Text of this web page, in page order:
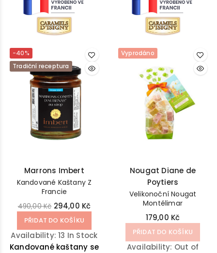
-40%
Tradiční receptura
Marrons Imbert
Kandované Kaštany Z
Francie
490,00 Kč 294,00 Kč
PŘIDAT DO KOŠÍKU
Availability:13 In Stock
Kandované kaštany se
Vyprodáno
Nougat Diane de
Poytiers
Velikonoční Nougat
Montélimar
179,00 Kč
PŘIDAT DO KOŠÍKU
Availability: Out of